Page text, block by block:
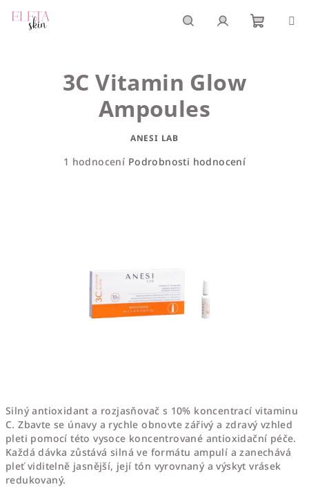
obsah
Silný antioxidant a rozjasňovač s 10% koncentrací vitaminu
C. Zbavte se únavy a rychle obnovte zářivý a zdravý vzhled
pleti pomocí této vysoce koncentrované antioxidační péče.
Každá dávka zůstává silná ve formátu ampulí a zanechává
pleť viditelně jasnější, její tón vyrovnaný a výskyt vrásek
redukovaný.
3C Vitamin Glow
Ampoules
ANESI LAB
Průměrné
1 hodnocení Podrobnosti hodnocení